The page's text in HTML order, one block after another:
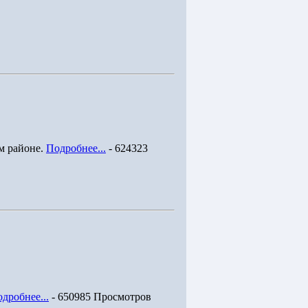
районе. Подробнее... - 624323
- 650985 Просмотров